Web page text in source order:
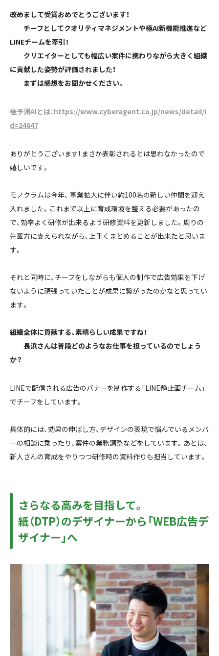
――改めまして受賞おめでとうございます！
チーフとしてクオリティマネジメントや極AI新機能推進など
LINEチームを牽引！
クリエイターとしても幅広い案件に携わりながら大きく組織
に貢献した姿勢が評価されました！
まずは感想をお聞かせください。
極予測AIとは：https://www.cyberagent.co.jp/news/detail/i
d=24647
ありがとうございます! まさか表彰されるとは思わなかったので
嬉しいです。
モノクラムは今年、 事業拡大に伴い約100名の新しい仲間を迎え
入れました。これまで以上に育成環境を整える必要があったの
で、効率よく研修が出来るよう研修資料を更新しました。周りの
先輩方に支えられながら、上手くまとめることが出来たと思いま
す。
それと同時に、チーフをしながらも個人の制作で広告効果を下げ
ないように頑張っていたことが成果に繋がったのかなと思ってい
ます。
――組織全体に貢献する、素晴らしい成果ですね！
長浜さんは普段どのようなお仕事を担っているのでしょう
か？
LINEで配信される広告のバナーを制作する「LINE静止画チーム」
でチーフをしています。
具体的には、効果の伸ばし方、デザインの表現で悩んでいるメンバ
ーの相談に乗ったり、案件の業務調整などをしています。あとは、
新人さんの育成をやりつつ研修時の資料作りも担当しています。
さらなる高みを目指して。
紙（DTP）のデザイナーから「WEB広告デ
ザイナー」へ